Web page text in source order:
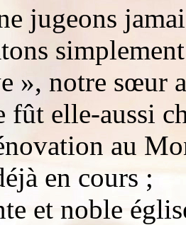
jugeons
», notre sœur
fût elle-aussi
au
en cours ;
et noble